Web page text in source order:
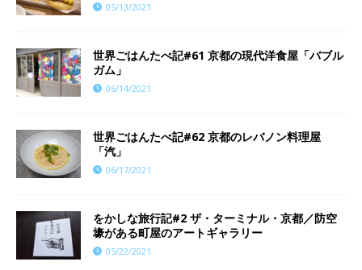
05/13/2021
世界ごはんたべ記#61 京都の現代洋食屋「バブル
ガム」
06/14/2021
世界ごはんたべ記#62 京都のレバノン料理屋
「汽」
06/17/2021
をかしな旅行記#2 ザ・ターミナル・京都／防空
壕がある町屋のアートギャラリー
05/22/2021